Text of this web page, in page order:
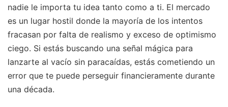
nadie le importa tu idea tanto como a ti. El mercado
es un lugar hostil donde la mayoría de los intentos
fracasan por falta de realismo y exceso de optimismo
ciego. Si estás buscando una señal mágica para
lanzarte al vacío sin paracaídas, estás cometiendo un
error que te puede perseguir financieramente durante
una década.